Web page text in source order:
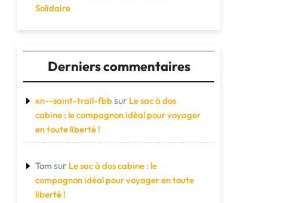
Solidaire
Derniers commentaires
xn--saint-trail-fbbsur Le sac à dos
cabine : le compagnon idéal pour voyager
en toute liberté !
Tom sur Le sac à dos cabine : le
compagnon idéal pour voyager en toute
liberté !